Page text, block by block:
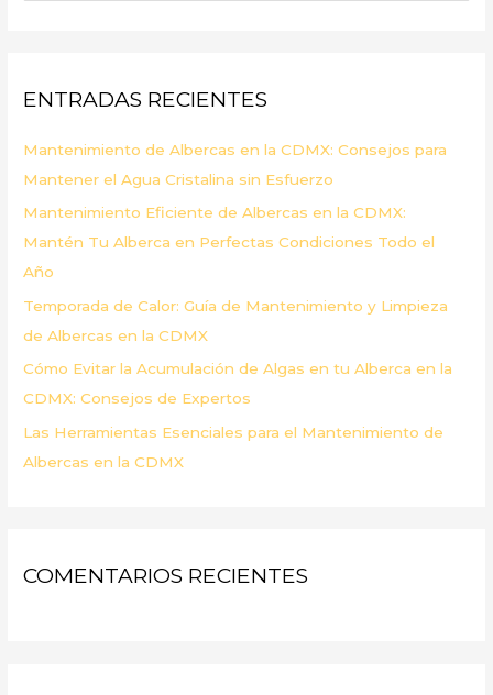
r
o
r
:
ENTRADAS RECIENTES
Mantenimiento de Albercas en la CDMX: Consejos para
Mantener el Agua Cristalina sin Esfuerzo
Mantenimiento Eficiente de Albercas en la CDMX:
Mantén Tu Alberca en Perfectas Condiciones Todo el
Año
Temporada de Calor: Guía de Mantenimiento y Limpieza
de Albercas en la CDMX
Cómo Evitar la Acumulación de Algas en tu Alberca en la
CDMX: Consejos de Expertos
Las Herramientas Esenciales para el Mantenimiento de
Albercas en la CDMX
COMENTARIOS RECIENTES